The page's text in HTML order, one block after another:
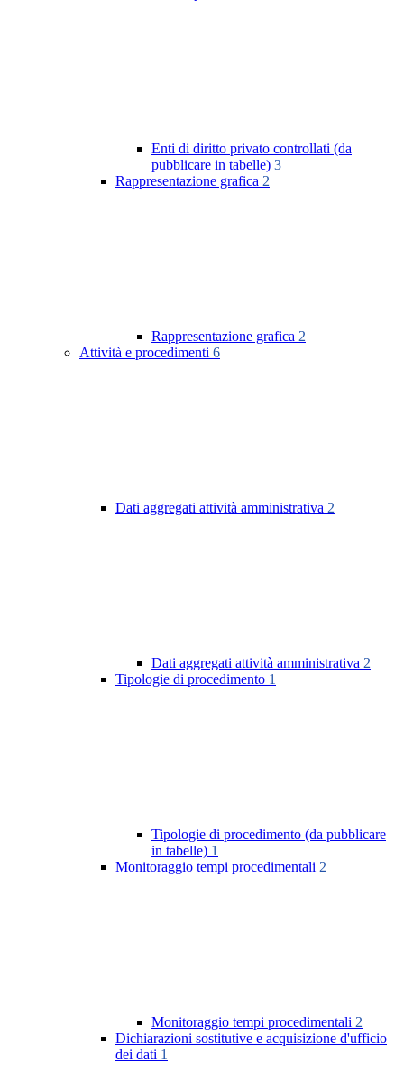
Enti di diritto privato controllati (da
pubblicare in tabelle) 3
Rappresentazione grafica 2
Rappresentazione grafica 2
Attività e procedimenti 6
Dati aggregati attività amministrativa 2
Dati aggregati attività amministrativa 2
Tipologie di procedimento 1
Tipologie di procedimento (da pubblicare
in tabelle) 1
Monitoraggio tempi procedimentali 2
Monitoraggio tempi procedimentali 2
Dichiarazioni sostitutive e acquisizione d'ufficio
dei dati 1